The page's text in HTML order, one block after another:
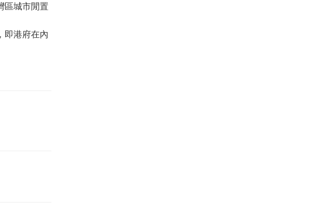
區城市閒置
即港府在內